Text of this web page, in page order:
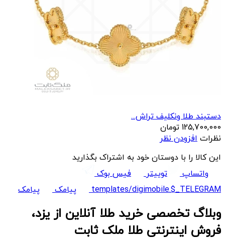
دستبند طلا ونکلیف تراش...
125,700,000 تومان
نظرات افزودن نظر
این کالا را با دوستان خود به اشتراک بگذارید
واتساپ
توییتر
فیس بوک
templates/digimobile.$_TELEGRAM
پیامک پیامک
وبلاگ تخصصی خرید طلا آنلاین از یزد،
فروش اینترنتی طلا ملک ثابت